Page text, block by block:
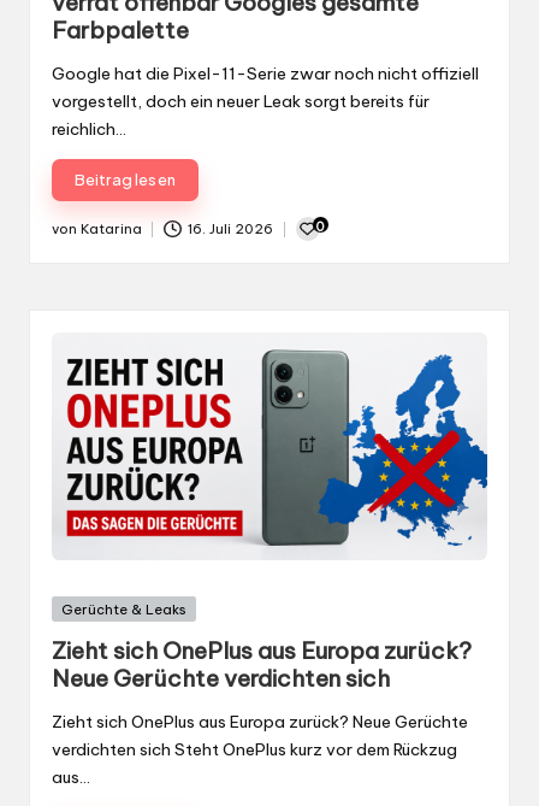
Farbpalette
Google hat die Pixel-11-Serie zwar noch nicht offiziell
vorgestellt, doch ein neuer Leak sorgt bereits für
reichlich…
Beitrag lesen
von Katarina 16. Juli 2026 0
Gepostet
Gerüchte & Leaks
Zieht sich OnePlus aus Europa zurück?
Neue Gerüchte verdichten sich
Zieht sich OnePlus aus Europa zurück? Neue Gerüchte
verdichten sich Steht OnePlus kurz vor dem Rückzug
aus…